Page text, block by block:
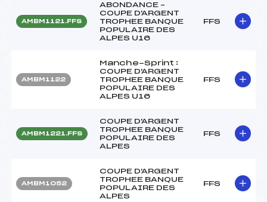
AMBM1121.FFS
ABONDANCE –
COUPE D'ARGENT
TROPHEE BANQUE
POPULAIRE DES
ALPES U16
FFS
AMBM1122
Manche-Sprint :
COUPE D'ARGENT
TROPHEE BANQUE
POPULAIRE DES
ALPES U16
FFS
AMBM1221.FFS
COUPE D'ARGENT
TROPHEE BANQUE
POPULAIRE DES
ALPES
FFS
AMBM1052
COUPE D'ARGENT
TROPHEE BANQUE
POPULAIRE DES
ALPES
FFS